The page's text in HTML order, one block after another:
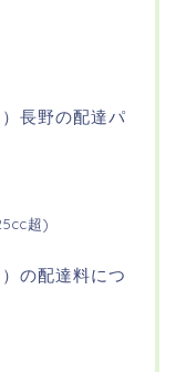
長野の配達パ
超)
の配達料につ